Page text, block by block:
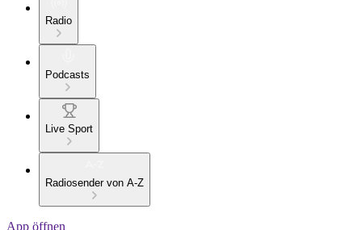
Radio
Podcasts
Live Sport
Radiosender von A-Z
App öffnen